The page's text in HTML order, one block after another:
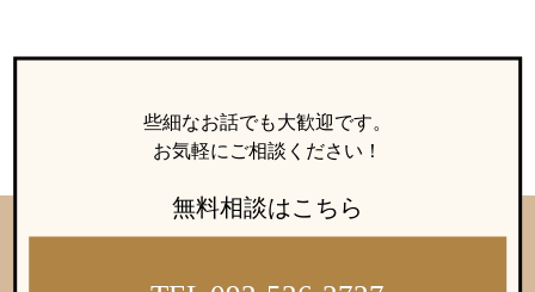
些細なお話でも大歓迎です。
お気軽にご相談ください！
無料相談はこちら